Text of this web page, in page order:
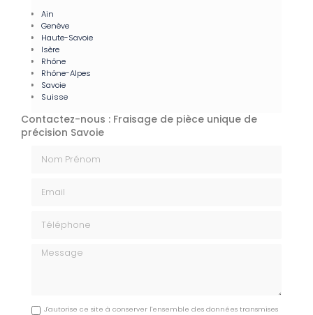
Ain
Genève
Haute-Savoie
Isère
Rhône
Rhône-Alpes
Savoie
Suisse
Contactez-nous : Fraisage de pièce unique de
précision Savoie
Message
J'autorise ce site à conserver l'ensemble des données transmises